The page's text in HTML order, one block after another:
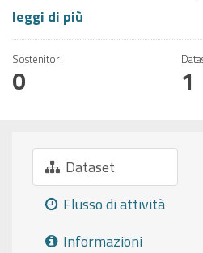
leggi di più
Sostenitori
0 1
Dataset
Flusso di attività
Informazioni